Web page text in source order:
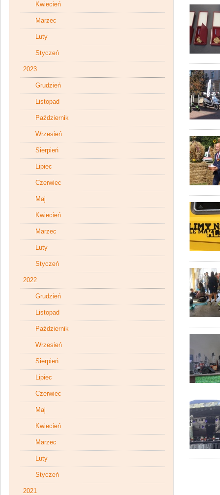
Kwiecień
Marzec
Luty
Styczeń
2023
Grudzień
Listopad
Październik
Wrzesień
Sierpień
Lipiec
Czerwiec
Maj
Kwiecień
Marzec
Luty
Styczeń
2022
Grudzień
Listopad
Październik
Wrzesień
Sierpień
Lipiec
Czerwiec
Maj
Kwiecień
Marzec
Luty
Styczeń
2021